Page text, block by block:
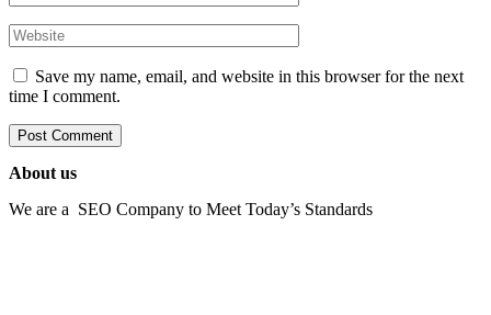
Save my name, email, and website in this browser for the next
time I comment.
About us
We are a SEO Company to Meet Today’s Standards